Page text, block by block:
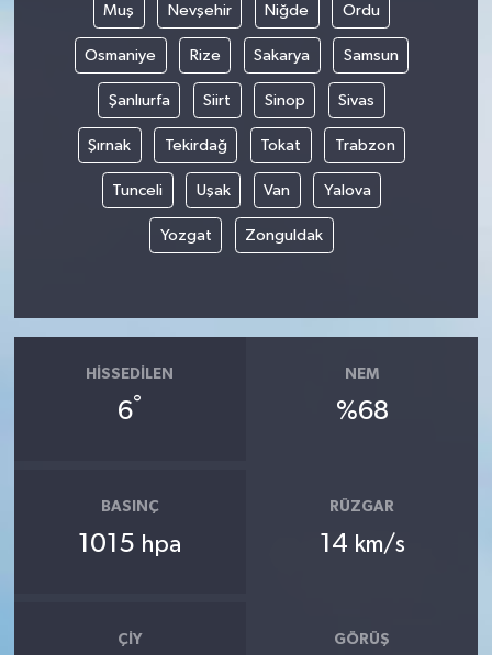
Muş Nevşehir Niğde Ordu
Osmaniye Rize Sakarya Samsun
Şanlıurfa Siirt Sinop Sivas
Şırnak Tekirdağ Tokat Trabzon
Tunceli Uşak Van Yalova
Yozgat Zonguldak
HISSEDILEN
6°
NEM
%68
BASINÇ
1015 hpa
RÜZGAR
14 km/s
ÇIY GÖRÜŞ